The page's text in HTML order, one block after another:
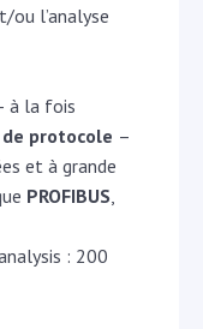
l’analyse
à la fois
protocole –
et à grande
PROFIBUS
: 200